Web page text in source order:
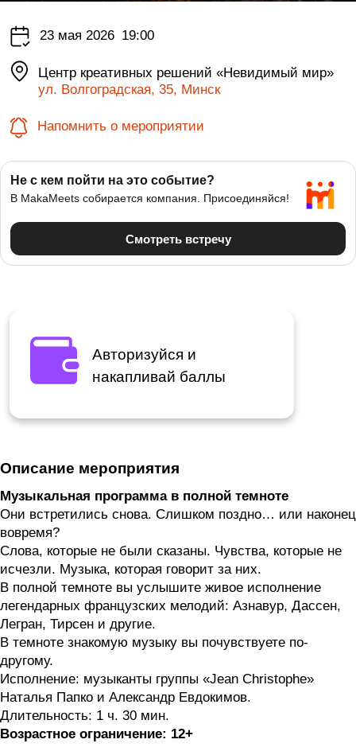
23 мая 2026 19:00
Центр креативных решений «Невидимый мир»
ул. Волгоградская, 35, Минск
Напомнить о мероприятии
Авторизуйся и
накапливай баллы
Описание мероприятия
Музыкальная программа в полной темноте
Они встретились снова. Слишком поздно… или наконец
вовремя?
Слова, которые не были сказаны. Чувства, которые не
исчезли. Музыка, которая говорит за них.
В полной темноте вы услышите живое исполнение
легендарных французских мелодий: Азнавур, Дассен,
Легран, Тирсен и другие.
В темноте знакомую музыку вы почувствуете по-
другому.
Исполнение: музыканты группы «‎Jean Christophe»
Наталья Папко и Александр Евдокимов.
Длительность: 1 ч. 30 мин.
Возрастное ограничение: 12+